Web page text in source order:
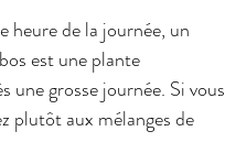
heure de la journée, un
est une plante
une grosse journée. Si vous
plutôt aux mélanges de